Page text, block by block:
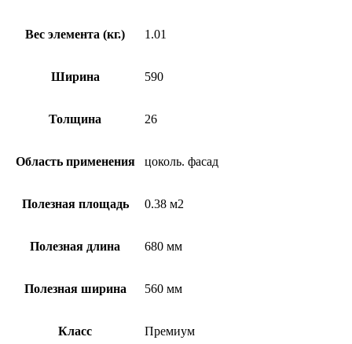
Вес элемента (кг.) 1.01
Ширина 590
Толщина 26
Область применения цоколь. фасад
Полезная площадь 0.38 м2
Полезная длина 680 мм
Полезная ширина 560 мм
Класс Премиум